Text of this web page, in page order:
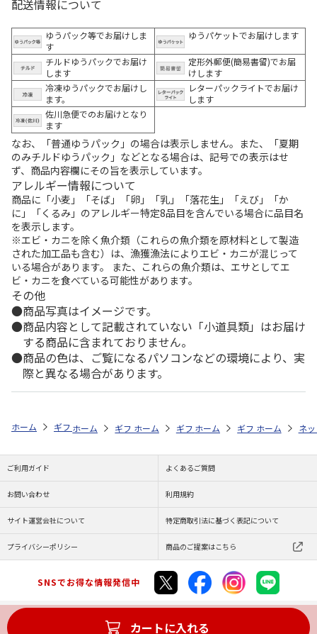
配送情報について
ゆうパック等でお届けしま
す
ゆうパケットでお届けします
チルドゆうパックでお届け
します
定形外郵便(簡易書留)でお届
けします
冷凍ゆうパックでお届けし
ます。
レターパックライトでお届け
します
佐川急便でのお届けとなり
ます
なお、「普通ゆうパック」の場合は表示しません。また、「夏期
のみチルドゆうパック」などとなる場合は、記号での表示はせ
ず、商品内容欄にその旨を表示しています。
アレルギー情報について
商品に「小麦」「そば」「卵」「乳」「落花生」「えび」「か
に」「くるみ」のアレルギー特定8品目を含んでいる場合に品目名
を表示します。
※エビ・カニを除く魚介類（これらの魚介類を原材料として製造
された加工品も含む）は、漁獲漁法によりエビ・カニが混じって
いる場合があります。 また、これらの魚介類は、エサとしてエ
ビ・カニを食べている可能性があります。
その他
商品写真はイメージです。
商品内容として記載されていない「小道具類」はお届け
する商品に含まれておりません。
商品の色は、ご覧になるパソコンなどの環境により、実
際と異なる場合があります。
カートに入れる
ホーム ギフトストア 帰省で贈りたいお土産特集 カテゴリから探す
ホーム ギフトストア 帰省で贈りたいお土産特集 シ
ホーム ギフトストア 帰省で贈りたいお
ホーム ギフト通販 グ
ホーム ネ
ご利用ガイド よくあるご質問
お問い合わせ 利用規約
サイト運営会社について 特定商取引法に基づく表記について
プライバシーポリシー 商品のご提案はこちら
SNSでお得な情報発信中